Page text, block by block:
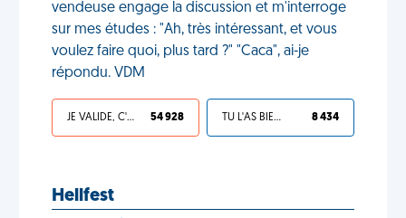
vendeuse engage la discussion et m'interroge
sur mes études : "Ah, très intéressant, et vous
voulez faire quoi, plus tard ?" "Caca", ai-je
répondu. VDM
JE VALIDE, C'EST UNE VDM 54 928 TU L'AS BIEN MÉRITÉ 8 434
Hellfest